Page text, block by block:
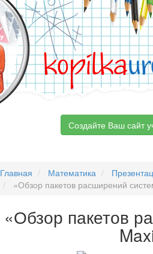
kopilka
Создайте Ваш сайт
Главная Математика
«Обзор пакетов расширений
«Обзор пакетов